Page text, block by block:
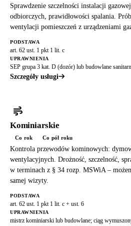
Sprawdzenie szczelności instalacji
odbiorczych, prawidłowości spalania.
wentylacji pomieszczeń z urządzeniami
PODSTAWA
art. 62 ust. 1 pkt 1 lit. c
UPRAWNIENIA
SEP grupa 3 kat. D (dozór) lub budowlane
Szczegóły usługi
Kominiarskie
Co rok Co pół roku
Kontrola przewodów kominowych:
wentylacyjnych. Drożność, szczelność,
w terminach z § 34 rozp. MSWiA –
samej wizyty.
PODSTAWA
art. 62 ust. 1 pkt 1 lit. c + ust. 6
UPRAWNIENIA
mistrz kominiarski lub budowlane; ciąg